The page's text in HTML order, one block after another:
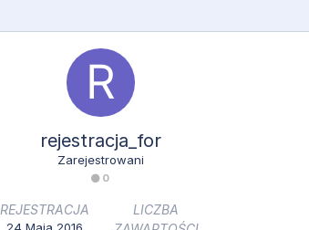
rejestracja_for
Zarejestrowani
0
REJESTRACJA
LICZBA